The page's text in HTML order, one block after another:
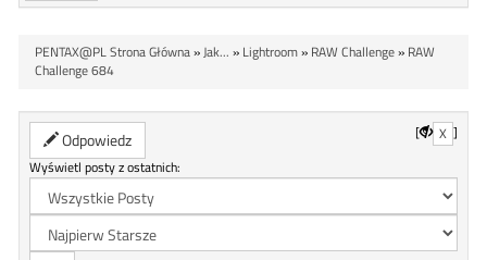
PENTAX@PL Strona Główna»Jak... » Lightroom» RAW Challenge» RAW
Challenge 684
Odpowiedz [ X ]
Wyświetl posty z ostatnich: